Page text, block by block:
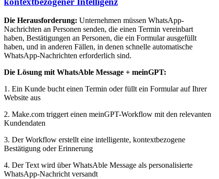
Die Herausforderung: Unternehmen müssen WhatsApp-
Nachrichten an Personen senden, die einen Termin vereinbart
haben, Bestätigungen an Personen, die ein Formular ausgefüllt
haben, und in anderen Fällen, in denen schnelle automatische
WhatsApp-Nachrichten erforderlich sind.
Die Lösung mit WhatsAble Message + meinGPT:
1. Ein Kunde bucht einen Termin oder füllt ein Formular auf Ihrer
Website aus
2. Make.com triggert einen meinGPT-Workflow mit den relevanten
Kundendaten
3. Der Workflow erstellt eine intelligente, kontextbezogene
Bestätigung oder Erinnerung
4. Der Text wird über WhatsAble Message als personalisierte
WhatsApp-Nachricht versandt